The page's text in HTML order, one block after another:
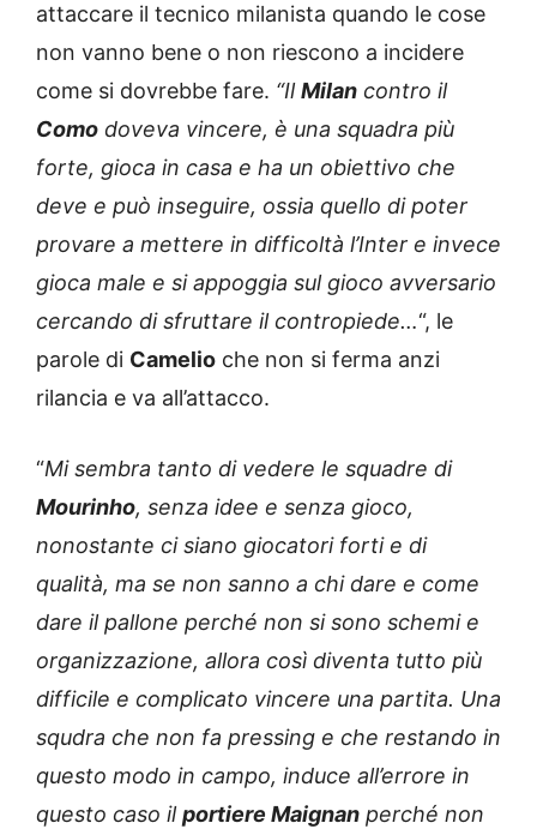
attaccare il tecnico milanista quando le cose
non vanno bene o non riescono a incidere
come si dovrebbe fare. “IlMilan contro il
Como doveva vincere, è una squadra più
forte, gioca in casa e ha un obiettivo che
deve e può inseguire, ossia quello di poter
provare a mettere in difficoltà l’Inter e invece
gioca male e si appoggia sul gioco avversario
cercando di sfruttare il contropiede…“, le
parole di Camelio che non si ferma anzi
rilancia e va all’attacco.
“Mi sembra tanto di vedere le squadre di
Mourinho, senza idee e senza gioco,
nonostante ci siano giocatori forti e di
qualità, ma se non sanno a chi dare e come
dare il pallone perché non si sono schemi e
organizzazione, allora così diventa tutto più
difficile e complicato vincere una partita. Una
squdra che non fa pressing e che restando in
questo modo in campo, induce all’errore in
questo caso ilportiere Maignan perché non